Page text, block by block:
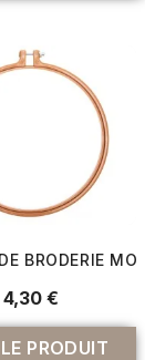
CM - RICO
BRODERIE
4,30 €
PRODUIT